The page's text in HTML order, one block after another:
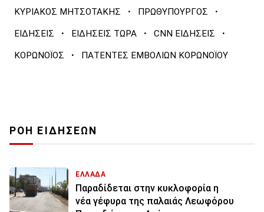
ΚΥΡΙΑΚΟΣ ΜΗΤΣΟΤΑΚΗΣ · ΠΡΩΘΥΠΟΥΡΓΟΣ ·
ΕΙΔΗΣΕΙΣ · ΕΙΔΗΣΕΙΣ ΤΩΡΑ · CNN ΕΙΔΗΣΕΙΣ ·
ΚΟΡΩΝΟΪΟΣ · ΠΑΤΕΝΤΕΣ ΕΜΒΟΛΙΩΝ ΚΟΡΩΝΟΪΟΥ
ΡΟΗ ΕΙΔΗΣΕΩΝ
ΕΛΛΑΔΑ
Παραδίδεται στην κυκλοφορία η
νέα γέφυρα της παλαιάς Λεωφόρου